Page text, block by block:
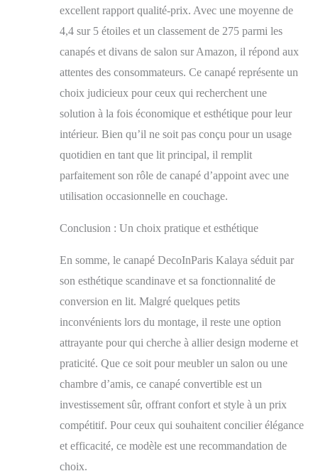
excellent rapport qualité-prix. Avec une moyenne de
4,4 sur 5 étoiles et un classement de 275 parmi les
canapés et divans de salon sur Amazon, il répond aux
attentes des consommateurs. Ce canapé représente un
choix judicieux pour ceux qui recherchent une
solution à la fois économique et esthétique pour leur
intérieur. Bien qu’il ne soit pas conçu pour un usage
quotidien en tant que lit principal, il remplit
parfaitement son rôle de canapé d’appoint avec une
utilisation occasionnelle en couchage.
Conclusion : Un choix pratique et esthétique
En somme, le canapé DecoInParis Kalaya séduit par
son esthétique scandinave et sa fonctionnalité de
conversion en lit. Malgré quelques petits
inconvénients lors du montage, il reste une option
attrayante pour qui cherche à allier design moderne et
praticité. Que ce soit pour meubler un salon ou une
chambre d’amis, ce canapé convertible est un
investissement sûr, offrant confort et style à un prix
compétitif. Pour ceux qui souhaitent concilier élégance
et efficacité, ce modèle est une recommandation de
choix.